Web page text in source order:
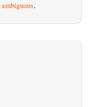
ambiguous.